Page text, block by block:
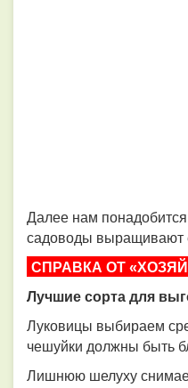
Далее нам
садоводы выращивают
СПРАВКА ОТ
Лучшие сорта для
Луковицы выбираем
чешуйки должны быть
Лишнюю шелуху